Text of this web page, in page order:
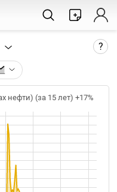
?
на CME.
закрытия дня,
таймфрейм
автоматически
нефти) (за 15 лет) +17%